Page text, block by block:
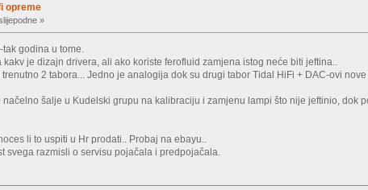
opreme
»
godina u tome.
je dizajn drivera, ali ako koriste ferofluid zamjena istog neće biti jeftina..
2 tabora... Jedno je analogija dok su drugi tabor Tidal HiFi + DAC-ovi
šalje u Kudelski grupu na kalibraciju i zamjenu lampi što nije jeftinio, dok
li to uspiti u Hr prodati.. Probaj na ebayu..
svega razmisli o servisu pojačala i predpojačala.